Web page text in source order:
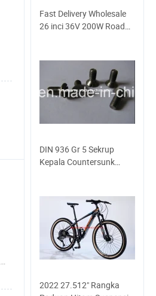
Fast Delivery Wholesale
26 inci 36V 200W Road
DIN 936 Gr 5 Sekrup
Kepala Countersunk
2022 27.512" Rangka